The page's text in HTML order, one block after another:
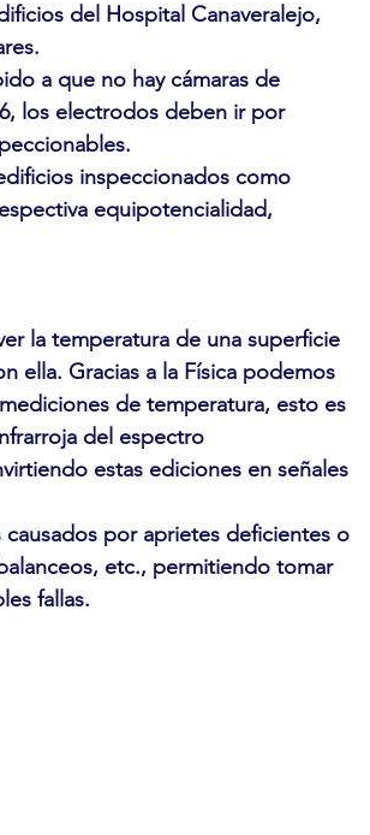
del Hospital Canaveralejo,
a que no hay cámaras de
los electrodos deben ir por
inspeccionados como
equipotencialidad,
la temperatura de una superficie
ella. Gracias a la Física podemos
de temperatura, esto es
del espectro
estas ediciones en señales
por aprietes deficientes o
etc., permitiendo tomar
fallas.